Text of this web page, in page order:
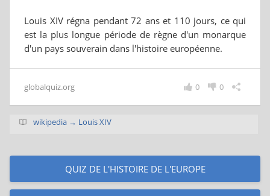
Louis XIV régna pendant 72 ans et 110 jours, ce qui
est la plus longue période de règne d'un monarque
d'un pays souverain dans l'histoire européenne.
globalquiz.org 0
0
wikipedia → Louis XIV
QUIZ DE L'HISTOIRE DE L'EUROPE